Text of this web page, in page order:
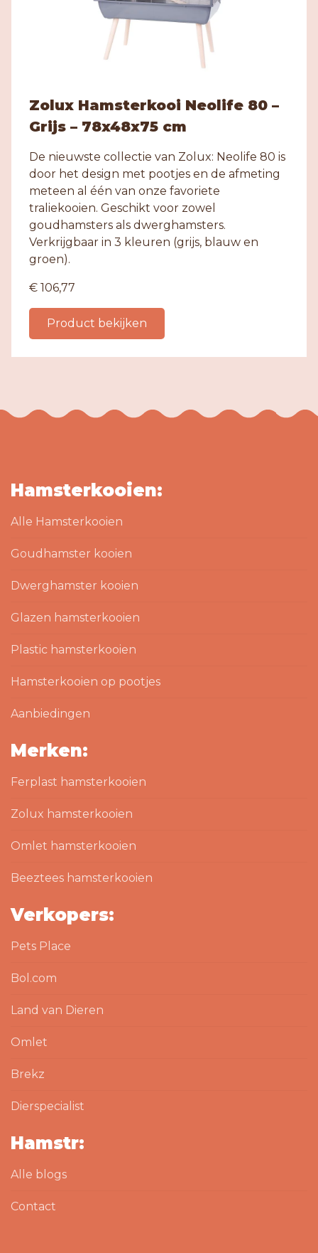
Zolux Hamsterkooi Neolife 80 –
Grijs – 78x48x75 cm
De nieuwste collectie van Zolux: Neolife 80 is
door het design met pootjes en de afmeting
meteen al één van onze favoriete
traliekooien. Geschikt voor zowel
goudhamsters als dwerghamsters.
Verkrijgbaar in 3 kleuren (grijs, blauw en
groen).
€ 106,77
Product bekijken
Hamsterkooien:
Alle Hamsterkooien
Goudhamster kooien
Dwerghamster kooien
Glazen hamsterkooien
Plastic hamsterkooien
Hamsterkooien op pootjes
Aanbiedingen
Merken:
Ferplast hamsterkooien
Zolux hamsterkooien
Omlet hamsterkooien
Beeztees hamsterkooien
Verkopers:
Pets Place
Bol.com
Land van Dieren
Omlet
Brekz
Dierspecialist
Hamstr:
Alle blogs
Contact